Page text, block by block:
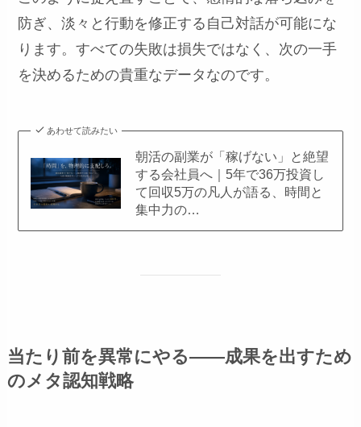
防ぎ、淡々と行動を修正する自己対話が可能にな
ります。すべての失敗は損失ではなく、次の一手
を決めるための貴重なデータなのです。
あわせて読みたい
朝活の副業が「稼げない」と絶望
する会社員へ｜5年で36万投資し
て回収5万の凡人が語る、時間と
集中力の…
当たり前を異常にやる——成果を出すため
のメタ認知戦略